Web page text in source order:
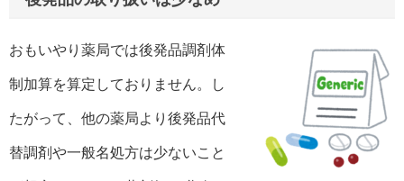
おもいやり薬局では後発品調剤体
制加算を算定しておりません。し
たがって、他の薬局より後発品代
替調剤や一般名処方は少ないこと